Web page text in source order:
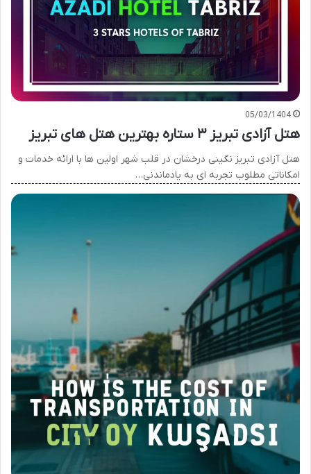
05/03/1404
هتل آزادی تبریز ۳ ستاره بهترین هتل های تبریز
هتل آزادی تبریز نگینی درخشان در قلب شهر اولین ها با ارائه خدمات و
امکاناتی مطلوب تجربه ای به یادماندنی…